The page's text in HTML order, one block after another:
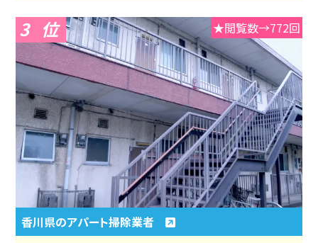
3 ★閲覧数→772回
香川県のアパート掃除業者